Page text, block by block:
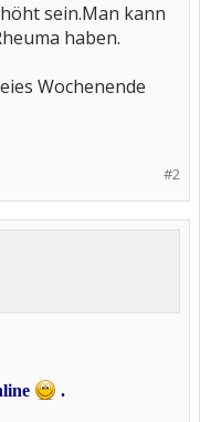
sein.Man kann
haben.
Wochenende
#2
.